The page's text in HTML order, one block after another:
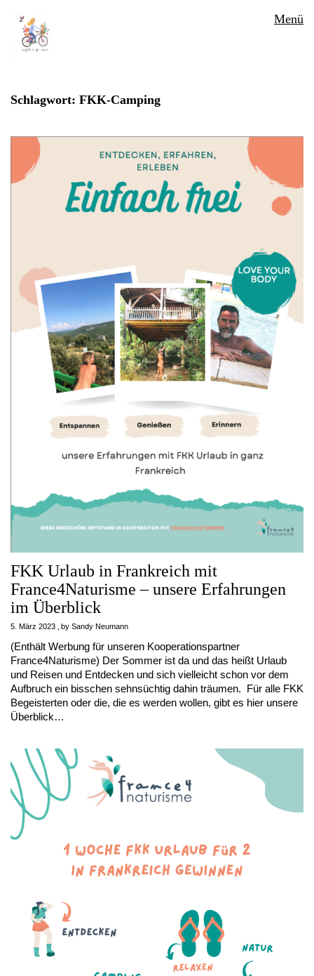
Menü
Schlagwort: FKK-Camping
FKK Urlaub in Frankreich mit
France4Naturisme – unsere Erfahrungen
im Überblick
5. März 2023 by Sandy Neumann
(Enthält Werbung für unseren Kooperationspartner
France4Naturisme) Der Sommer ist da und das heißt Urlaub
und Reisen und Entdecken und sich vielleicht schon vor dem
Aufbruch ein bisschen sehnsüchtig dahin träumen. Für alle FKK
Begeisterten oder die, die es werden wollen, gibt es hier unsere
Überblick…